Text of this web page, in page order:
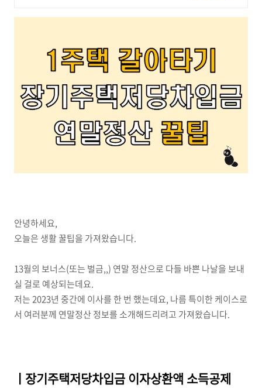
안녕하세요,
오늘은 생활 꿀팁을 가져왔습니다.
13월의 보너스(또는 벌금,,) 연말 정산으로 다들 바쁜 나날을 보내
실 걸로 예상되는데요.
저는 2023년 중간에 이사를 한 번 했는데요, 나름 특이한 케이스로
서 여러분께 연말정산 정보를 소개해드리려고 가져왔습니다.
ㅣ장기주택저당차입금 이자상환액 소득공제